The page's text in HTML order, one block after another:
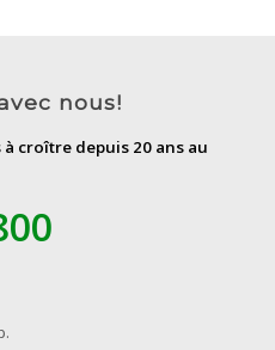
nous!
croître depuis 20 ans au